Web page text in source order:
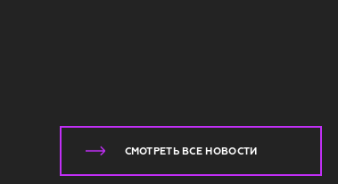
СМОТРЕТЬ ВСЕ НОВОСТИ